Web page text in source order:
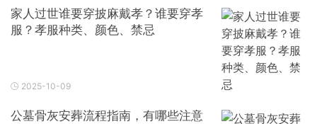
家人过世谁要穿披麻戴孝？谁要穿孝
服？孝服种类、颜色、禁忌
2025-10-09
公墓骨灰安葬流程指南，有哪些注意